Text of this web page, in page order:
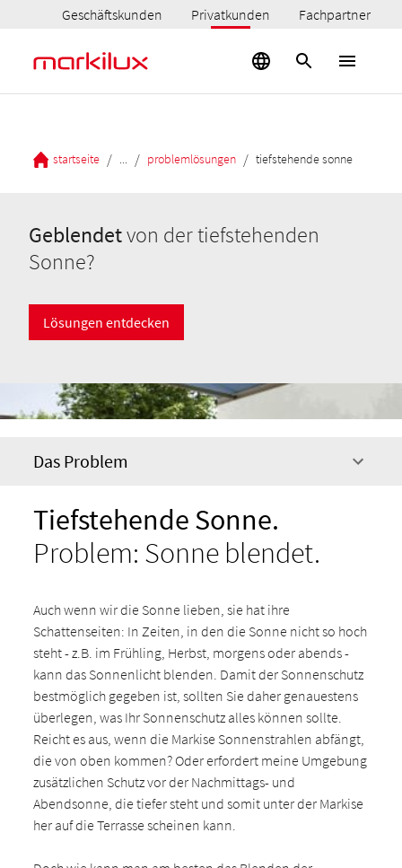
Geschäftskunden Privatkunden Fachpartner
startseite / / problemlösungen / tiefstehende sonne
Geblendetvon der tiefstehenden
Sonne?
Lösungen entdecken
Das Problem
Tiefstehende Sonne.
Problem: Sonne blendet.
Auch wenn wir die Sonne lieben, sie hat ihre
Schattenseiten: In Zeiten, in den die Sonne nicht so hoch
steht - z.B. im Frühling, Herbst, morgens oder abends -
kann das Sonnenlicht blenden. Damit der Sonnenschutz
bestmöglich gegeben ist, sollten Sie daher genauestens
überlegen, was Ihr Sonnenschutz alles können sollte.
Reicht es aus, wenn die Markise Sonnenstrahlen abfängt,
die von oben kommen? Oder erfordert meine Umgebung
zusätzlichen Schutz vor der Nachmittags- und
Abendsonne, die tiefer steht und somit unter der Markise
her auf die Terrasse scheinen kann.